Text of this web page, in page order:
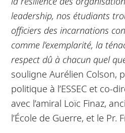
leadership, nos étudiants
officiers des incarnations
comme l’exemplarité, la
respect dû à chacun quel
souligne Aurélien Colson,
politique à l’ESSEC et co-
avec l’amiral Loïc Finaz,
l’École de Guerre, et le Pr.